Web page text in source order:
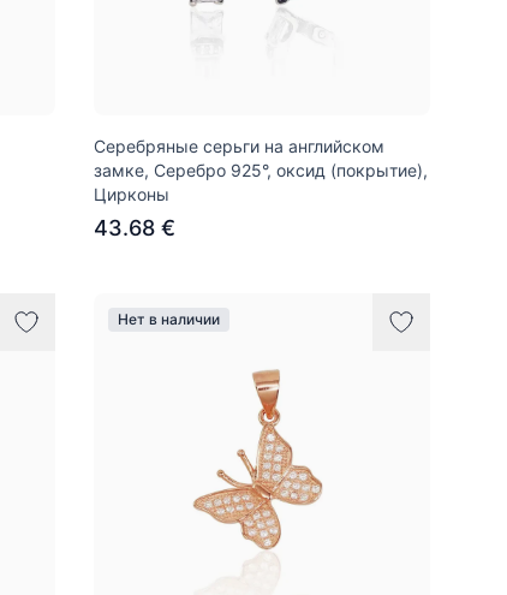
Серебряные серьги на английском
замке, Серебро 925°, оксид (покрытие),
Цирконы
43.68 €
Нет в наличии